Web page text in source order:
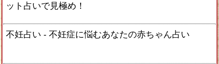
ット占いで見極め！
不妊占い - 不妊症に悩むあなたの赤ちゃん占い